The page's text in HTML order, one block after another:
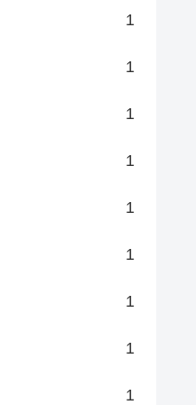
1
1
1
1
1
1
1
1
1